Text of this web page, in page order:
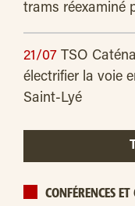
trams réexaminé
21/07 TSO
électrifier la voie
Saint-Lyé
CONFÉRENCES ET